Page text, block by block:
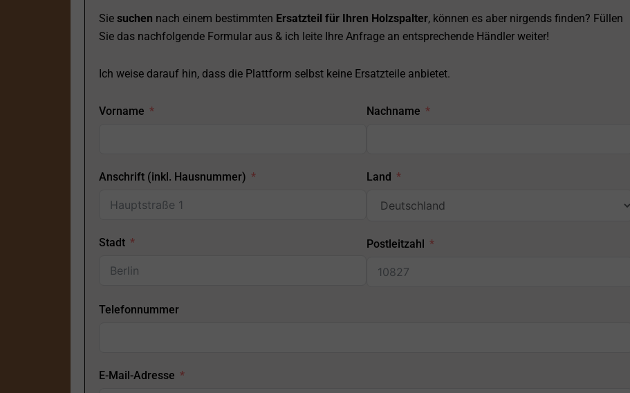
Sie suchen nach einem bestimmten Ersatzteil für Ihren Holzspalter, können es aber nirgends finden? Füllen
Sie das nachfolgende Formular aus & ich leite Ihre Anfrage an entsprechende Händler weiter!
Ich weise darauf hin, dass die Plattform selbst keine Ersatzteile anbietet.
Vorname Nachname
Anschrift (inkl. Hausnummer)
Stadt
Land
Postleitzahl
Telefonnummer
E-Mail-Adresse